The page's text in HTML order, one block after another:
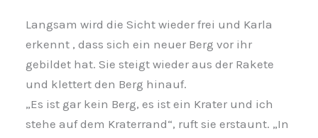
Langsam wird die Sicht wieder frei und Karla
erkennt , dass sich ein neuer Berg vor ihr
gebildet hat.Sie steigt wieder aus der Rakete
und klettert den Berg hinauf.
„Es ist gar kein Berg, es ist ein Krater und ich
stehe auf dem Kraterrand“, ruft sie erstaunt. „In